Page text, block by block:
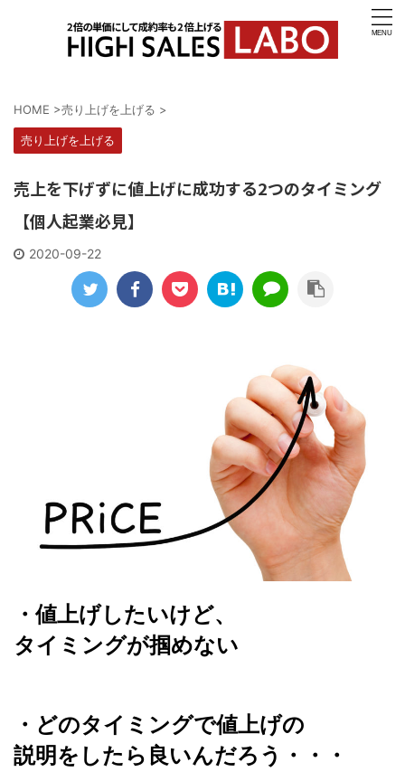
HOME >売り上げを上げる >
売り上げを上げる
売上を下げずに値上げに成功する2つのタイミング
【個人起業必見】
2020-09-22
・値上げしたいけど、
タイミングが掴めない
・どのタイミングで値上げの
説明をしたら良いんだろう・・・